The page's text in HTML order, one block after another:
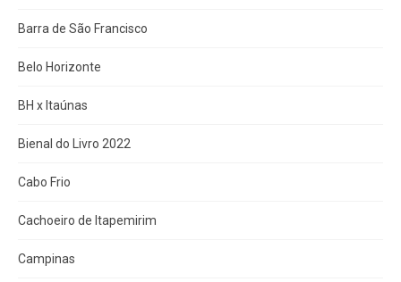
Barra de São Francisco
Belo Horizonte
BH x Itaúnas
Bienal do Livro 2022
Cabo Frio
Cachoeiro de Itapemirim
Campinas